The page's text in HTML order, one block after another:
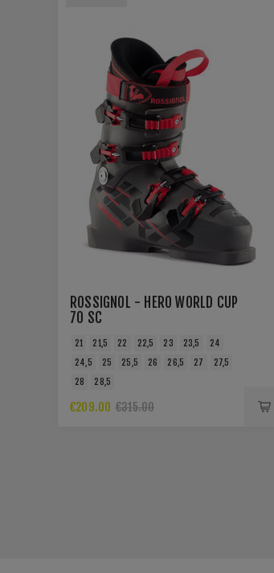
ROSSIGNOL - HERO WORLD CUP
70 SC
21 21,5 22 22,5 23 23,5
24
24,5
25 25,5 26 26,5 27
27,5
28
28,5
€209.00 €315.00